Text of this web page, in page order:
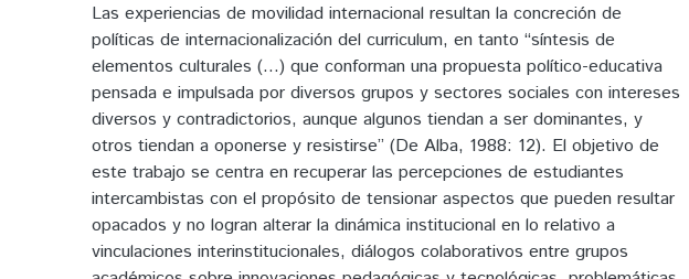
Las experiencias de movilidad internacional resultan la concreción de
políticas de internacionalización del curriculum, en tanto “síntesis de
elementos culturales (…) que conforman una propuesta político-educativa
pensada e impulsada por diversos grupos y sectores sociales con intereses
diversos y contradictorios, aunque algunos tiendan a ser dominantes, y
otros tiendan a oponerse y resistirse” (De Alba, 1988: 12). El objetivo de
este trabajo se centra en recuperar las percepciones de estudiantes
intercambistas con el propósito de tensionar aspectos que pueden resultar
opacados y no logran alterar la dinámica institucional en lo relativo a
vinculaciones interinstitucionales, diálogos colaborativos entre grupos